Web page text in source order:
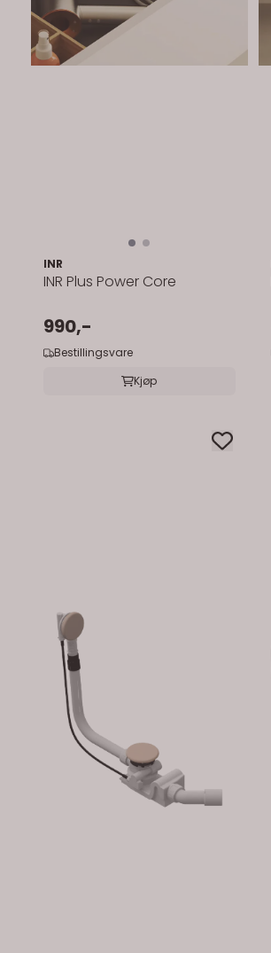
INR
INR Plus Power Core
990,-
Bestillingsvare
Kjøp